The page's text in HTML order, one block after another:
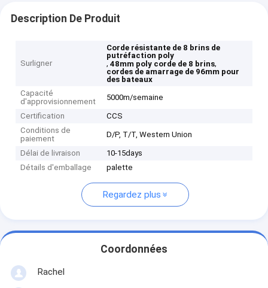
Description De Produit
Surligner
Corde résistante de 8 brins de
putréfaction poly
,48mm poly corde de 8 brins,
cordes de amarrage de 96mm pour
des bateaux
Capacité
d'approvisionnement
5000m/semaine
Certification
CCS
Conditions de
paiement
D/P, T/T, Western Union
Délai de livraison
10-15days
Détails d'emballage
palette
Regardez plus
Coordonnées
Rachel